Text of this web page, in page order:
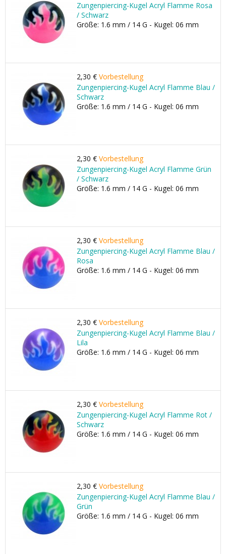
Zungenpiercing-Kugel Acryl Flamme Rosa
/ Schwarz
Größe: 1.6 mm / 14 G - Kugel: 06 mm
2,30 € Vorbestellung
Zungenpiercing-Kugel Acryl Flamme Blau /
Schwarz
Größe: 1.6 mm / 14 G - Kugel: 06 mm
2,30 € Vorbestellung
Zungenpiercing-Kugel Acryl Flamme Grün
/ Schwarz
Größe: 1.6 mm / 14 G - Kugel: 06 mm
2,30 € Vorbestellung
Zungenpiercing-Kugel Acryl Flamme Blau /
Rosa
Größe: 1.6 mm / 14 G - Kugel: 06 mm
2,30 € Vorbestellung
Zungenpiercing-Kugel Acryl Flamme Blau /
Lila
Größe: 1.6 mm / 14 G - Kugel: 06 mm
2,30 € Vorbestellung
Zungenpiercing-Kugel Acryl Flamme Rot /
Schwarz
Größe: 1.6 mm / 14 G - Kugel: 06 mm
2,30 € Vorbestellung
Zungenpiercing-Kugel Acryl Flamme Blau /
Grün
Größe: 1.6 mm / 14 G - Kugel: 06 mm